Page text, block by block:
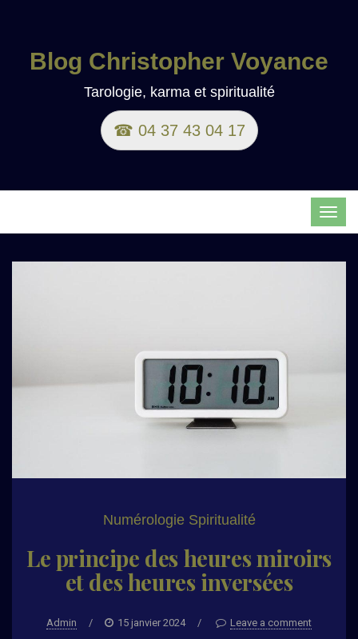
Blog Christopher Voyance
Tarologie, karma et spiritualité
☎ 04 37 43 04 17
Numérologie Spiritualité
Le principe des heures miroirs
et des heures inversées
Admin / 15 janvier 2024 / Leave a comment